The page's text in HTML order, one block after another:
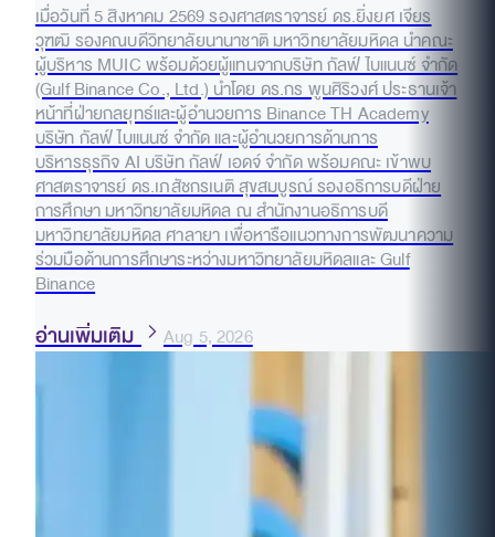
เมื่อวันที่ 5 สิงหาคม 2569 รองศาสตราจารย์ ดร.ยิ่งยศ เจียร
วุฑฒิ รองคณบดีวิทยาลัยนานาชาติ มหาวิทยาลัยมหิดล นำคณะ
ผู้บริหาร MUIC พร้อมด้วยผู้แทนจากบริษัท กัลฟ์ ไบแนนซ์ จำกัด
(Gulf Binance Co., Ltd.) นำโดย ดร.กร พูนศิริวงศ์ ประธานเจ้า
หน้าที่ฝ่ายกลยุทธ์และผู้อำนวยการ Binance TH Academy
บริษัท กัลฟ์ ไบแนนซ์ จำกัด และผู้อำนวยการด้านการ
บริหารธุรกิจ AI บริษัท กัลฟ์ เอดจ์ จำกัด พร้อมคณะ เข้าพบ
ศาสตราจารย์ ดร.เภสัชกรเนติ สุขสมบูรณ์ รองอธิการบดีฝ่าย
การศึกษา มหาวิทยาลัยมหิดล ณ สำนักงานอธิการบดี
มหาวิทยาลัยมหิดล ศาลายา เพื่อหารือแนวทางการพัฒนาความ
ร่วมมือด้านการศึกษาระหว่างมหาวิทยาลัยมหิดลและ Gulf
Binance
อ่านเพิ่มเติม Aug 5, 2026